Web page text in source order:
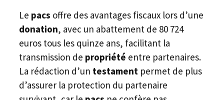
Le pacs offre des avantages fiscaux lors d’une
donation, avec un abattement de 80 724
euros tous les quinze ans, facilitant la
transmission de propriété entre partenaires.
La rédaction d’un testament permet de plus
d’assurer la protection du partenaire